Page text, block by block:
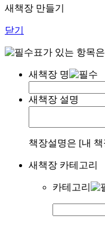
새책장 만들기
닫기
표가 있는 항목
새책장 명
새책장 설명
책장설명은 [내
새책장 카테고리
카테고리